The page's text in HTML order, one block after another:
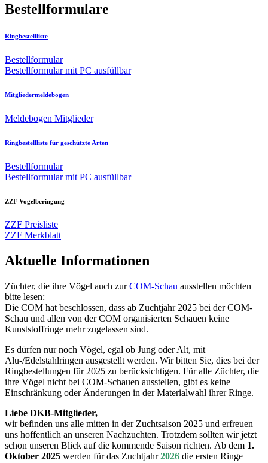
Bestellformulare
Ringbestellliste
Bestellformular
Bestellformular mit PC ausfüllbar
Mitgliedermeldebogen
Meldebogen Mitglieder
Ringbestellliste für geschützte Arten
Bestellformular
Bestellformular mit PC ausfüllbar
ZZF Vogelberingung
ZZF Preisliste
ZZF Merkblatt
Aktuelle Informationen
Züchter, die ihre Vögel auch zurCOM-Schau ausstellen möchten
bitte lesen:
Die COM hat beschlossen, dass ab Zuchtjahr 2025 bei der COM-
Schau und allen von der COM organisierten Schauen keine
Kunststoffringe mehr zugelassen sind.
Es dürfen nur noch Vögel, egal ob Jung oder Alt, mit
Alu-/Edelstahlringen ausgestellt werden. Wir bitten Sie, dies bei der
Ringbestellungen für 2025 zu berücksichtigen. Für alle Züchter, die
ihre Vögel nicht bei COM-Schauen ausstellen, gibt es keine
Einschränkung oder Änderungen in der Materialwahl ihrer Ringe.
Liebe DKB-Mitglieder,
wir befinden uns alle mitten in der Zuchtsaison 2025 und erfreuen
uns hoffentlich an unseren Nachzuchten. Trotzdem sollten wir jetzt
schon unseren Blick auf die kommende Saison richten. Ab dem 1.
Oktober 2025 werden für das Zuchtjahr2026 die ersten Ringe